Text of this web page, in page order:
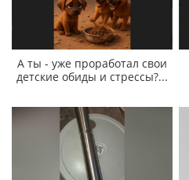
А ты - уже проработал свои
детские обиды и стрессы?...